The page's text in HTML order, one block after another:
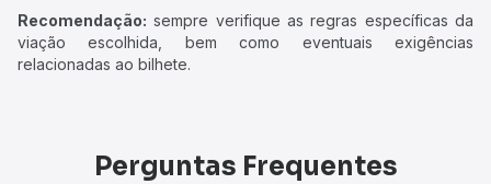
Recomendação: sempre verifique as regras específicas da
viação escolhida, bem como eventuais exigências
relacionadas ao bilhete.
Perguntas Frequentes